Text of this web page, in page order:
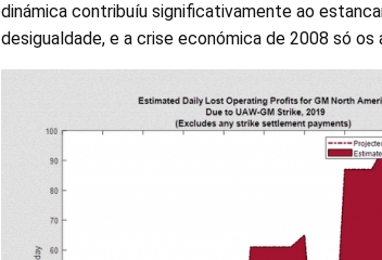
dinámica contribuíu significativamente ao
desigualdade, e a crise económica de 2008 só os